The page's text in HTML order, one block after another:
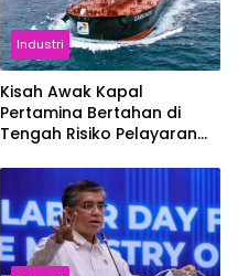
Industri
Kisah Awak Kapal
Pertamina Bertahan di
Tengah Risiko Pelayaran